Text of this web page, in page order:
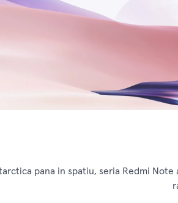
pana in spatiu, seria Redmi